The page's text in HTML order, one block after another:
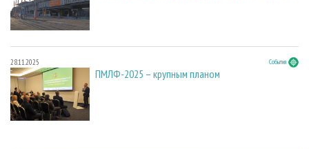
28.11.2025 События
ПМЛФ-2025 – крупным планом